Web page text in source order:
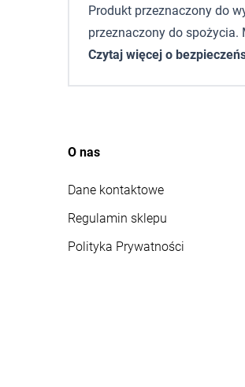
Produkt przeznaczony do
przeznaczony do spożycia.
Czytaj więcej o
O nas
Dane kontaktowe
Regulamin sklepu
Polityka Prywatności